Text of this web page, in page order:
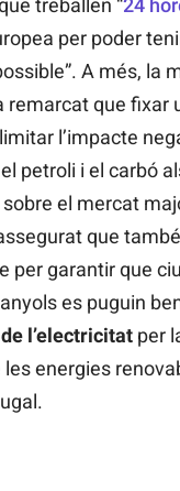
treballen “24
per poder
A més, la
remarcat que fixar
l’impacte
petroli i el carbó
el mercat
que
per garantir que
es puguin
l’electricitat per
les energies